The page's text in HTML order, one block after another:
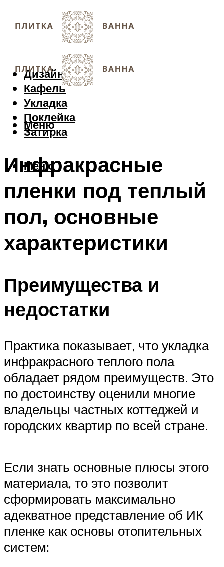
Дизайн
Кафель
Укладка
Поклейка
Затирка
Меню
Меню
Инфракрасные
пленки под теплый
пол, основные
характеристики
Преимущества и
недостатки
Практика показывает, что укладка
инфракрасного теплого пола
обладает рядом преимуществ. Это
по достоинству оценили многие
владельцы частных коттеджей и
городских квартир по всей стране.
Если знать основные плюсы этого
материала, то это позволит
сформировать максимально
адекватное представление об ИК
пленке как основы отопительных
систем: